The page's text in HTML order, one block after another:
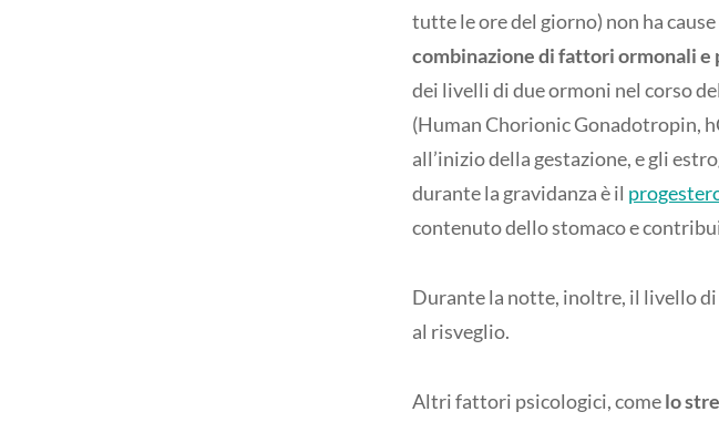
tutte le ore del giorno) non ha
combinazione di fattori ormonali e
dei livelli di due ormoni nel corso
(Human Chorionic Gonadotropin,
all’inizio della gestazione, e gli
durante la gravidanza è il
contenuto dello stomaco e
Durante la notte, inoltre, il livello di
al risveglio.
Altri fattori psicologici, comelo